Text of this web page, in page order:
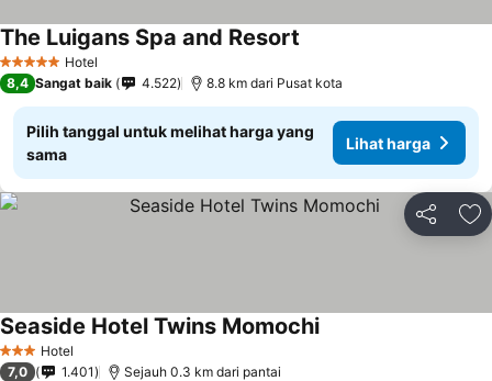
5 Bintang Hotel
The Luigans Spa and Resort
8,4 Sangat baik 4.522 8.8 km dari Pusat kota
Pilih tanggal untuk melihat harga yang
sama
Lihat harga
Bagikan
3 BintangHotel
Seaside Hotel Twins MomochiLihat harga
7,0 1.401 Sejauh 0.3 km dari pantai